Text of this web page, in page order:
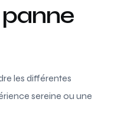
les différentes
sereine ou une